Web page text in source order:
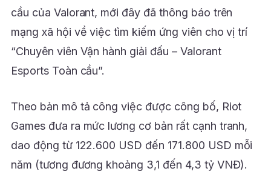
cầu của Valorant, mới đây đã thông báo trên
mạng xã hội về việc tìm kiếm ứng viên cho vị trí
“Chuyên viên Vận hành giải đấu – Valorant
Esports Toàn cầu”.
Theo bản mô tả công việc được công bố, Riot
Games đưa ra mức lương cơ bản rất cạnh tranh,
dao động từ 122.600 USD đến 171.800 USD mỗi
năm (tương đương khoảng 3,1 đến 4,3 tỷ VNĐ).